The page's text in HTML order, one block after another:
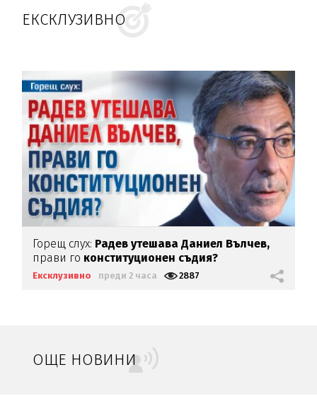
ЕКСКЛУЗИВНО
Горещ слух: Радев утешава Даниел Вълчев,
прави го конституционен съдия?
Ексклузивно преди 2 часа 2887
ОЩЕ НОВИНИ